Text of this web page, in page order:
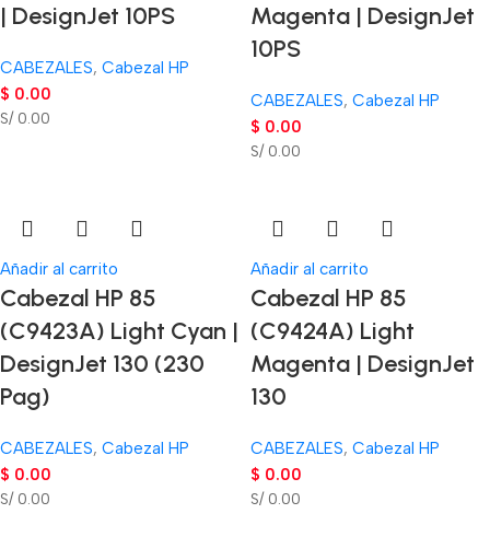
| DesignJet 10PS
CABEZALES, Cabezal HP
$ 0.00
S/ 0.00
Magenta | DesignJet
10PS
CABEZALES, Cabezal HP
$ 0.00
S/ 0.00
Añadir al carrito
Cabezal HP 85
(C9423A) Light Cyan |
DesignJet 130 (230
Pag)
CABEZALES, Cabezal HP
$ 0.00
S/ 0.00
Añadir al carrito
Cabezal HP 85
(C9424A) Light
Magenta | DesignJet
130
CABEZALES, Cabezal HP
$ 0.00
S/ 0.00